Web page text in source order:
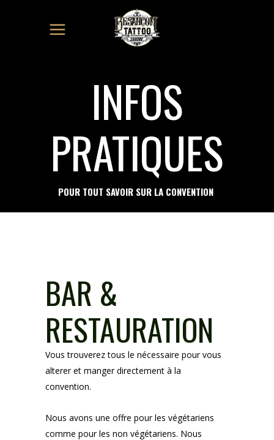
INFOS
PRATIQUES
POUR TOUT SAVOIR SUR LA CONVENTION
BAR &
RESTAURATION
Vous trouverez tous le nécessaire pour vous
alterer et manger directement à la
convention.
Nous avons une offre pour les végétariens
comme pour les non végétariens. Nous